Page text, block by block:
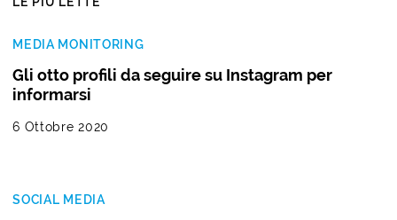
MEDIA MONITORING
Gli otto profili da seguire su Instagram per
informarsi
6 Ottobre 2020
SOCIAL MEDIA